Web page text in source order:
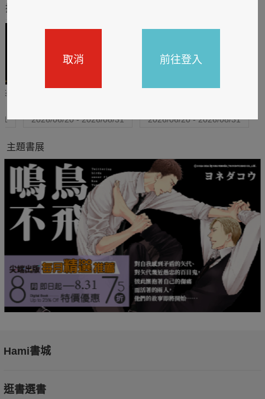
推薦你買好東西
2026/06/20 - 2026/08/31 2026/06/20 - 2026/08/31
取消 前往登入
主題書展
Hami書城
逛書選書